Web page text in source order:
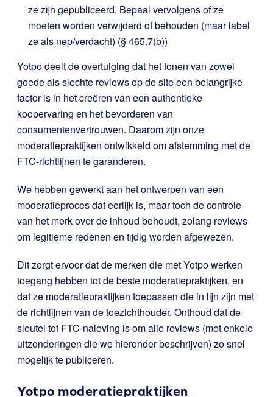
ze zijn gepubliceerd. Bepaal vervolgens of ze
moeten worden verwijderd of behouden (maar label
ze als nep/verdacht) (§ 465.7(b))
Yotpo deelt de overtuiging dat het tonen van zowel
goede als slechte reviews op de site een belangrijke
factor is in het creëren van een authentieke
koopervaring en het bevorderen van
consumentenvertrouwen. Daarom zijn onze
moderatiepraktijken ontwikkeld om afstemming met de
FTC-richtlijnen te garanderen.
We hebben gewerkt aan het ontwerpen van een
moderatieproces dat eerlijk is, maar toch de controle
van het merk over de inhoud behoudt, zolang reviews
om legitieme redenen en tijdig worden afgewezen.
Dit zorgt ervoor dat de merken die met Yotpo werken
toegang hebben tot de beste moderatiepraktijken, en
dat ze moderatiepraktijken toepassen die in lijn zijn met
de richtlijnen van de toezichthouder. Onthoud dat de
sleutel tot FTC-naleving is om alle reviews (met enkele
uitzonderingen die we hieronder beschrijven) zo snel
mogelijk te publiceren.
Yotpo moderatiepraktijken